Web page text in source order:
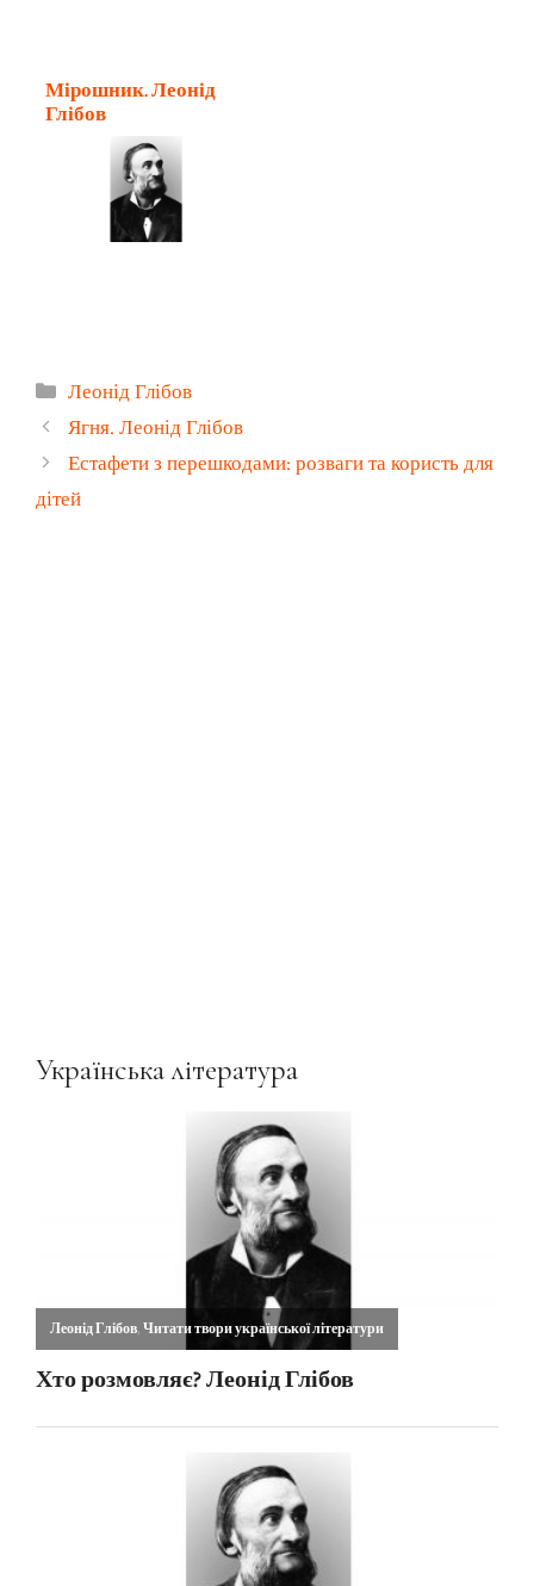
Мірошник. Леонід
Глібов
Категорії
Леонід Глібов
Ягня. Леонід Глібов
Естафети з перешкодами: розваги та користь для
дітей
Українська література